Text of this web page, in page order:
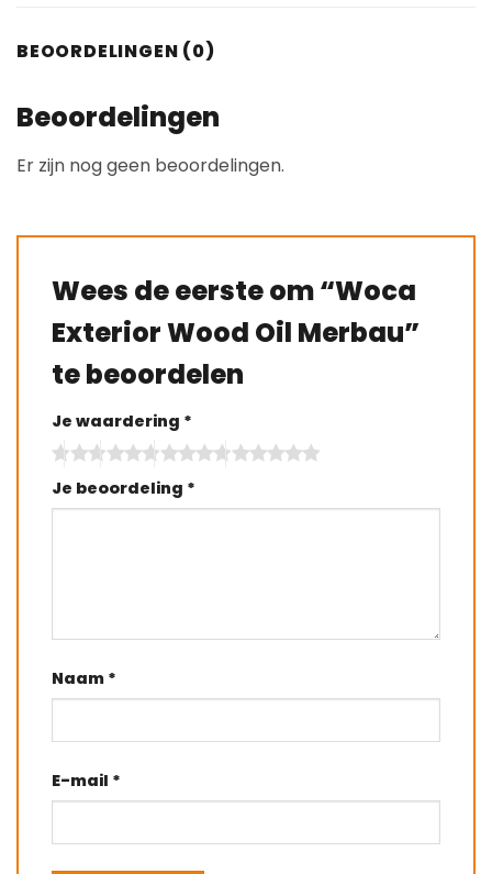
BEOORDELINGEN (0)
Beoordelingen
Er zijn nog geen beoordelingen.
Wees de eerste om “Woca
Exterior Wood Oil Merbau”
te beoordelen
Je waardering *
Je beoordeling *
Naam *
E-mail *